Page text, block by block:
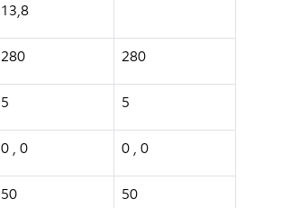
13,8
280 280
5 5
0 , 0 0 , 0
50 50